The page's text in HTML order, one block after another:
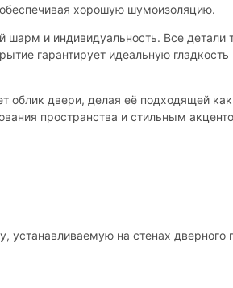
обеспечивая хорошую шумоизоляцию.
и индивидуальность. Все
гарантирует идеальную
двери, делая её подходящей
пространства и стильным
устанавливаемую на стенах дверного